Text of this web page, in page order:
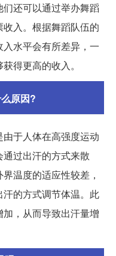
还可以通过举办舞蹈
入。根据舞蹈队伍的
水平会有所差异，一
得更高的收入。
原因?
于人体在高强度运动
过出汗的方式来散
温度的适应性较差，
的方式调节体温。此
，从而导致出汗量增